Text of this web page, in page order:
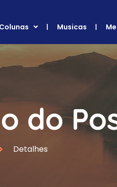
Colunas Musicas
do
Detalhes